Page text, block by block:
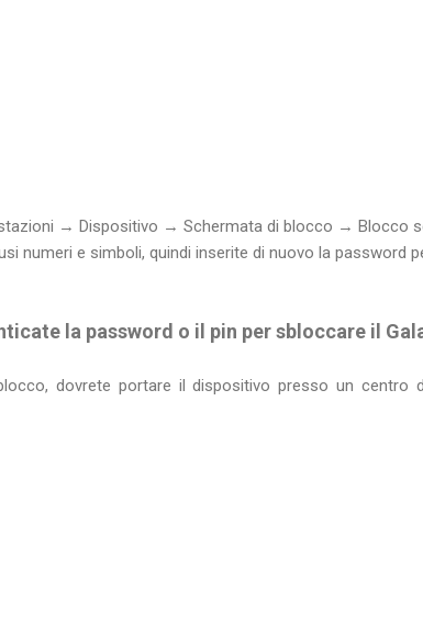
→ Dispositivo → Schermata di blocco → Blocco
numeri e simboli, quindi inserite di nuovo la password
la password o il pin per sbloccare il
dovrete portare il dispositivo presso un centro